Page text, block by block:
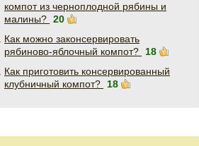
компот из черноплодной рябины и
малины? 20
Как можно законсервировать
рябиново-яблочный компот?
18
Как приготовить консервированный
клубничный компот?
18